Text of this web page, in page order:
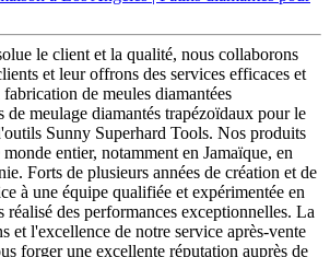
le client et la qualité, nous collaborons
et leur offrons des services efficaces et
de meules diamantées
meulage diamantés trapézoïdaux pour le
Sunny Superhard Tools. Nos produits
entier, notamment en Jamaïque, en
Forts de plusieurs années de création et de
à une équipe qualifiée et expérimentée en
réalisé des performances exceptionnelles. La
et l'excellence de notre service après-vente
forger une excellente réputation auprès de